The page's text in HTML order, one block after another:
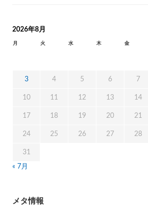
2026年8月
月 火 水 木 金
3 4 5 6 7
10 11 12 13 14
17 18 19 20 21
24 25 26 27 28
31
« 7月
メタ情報